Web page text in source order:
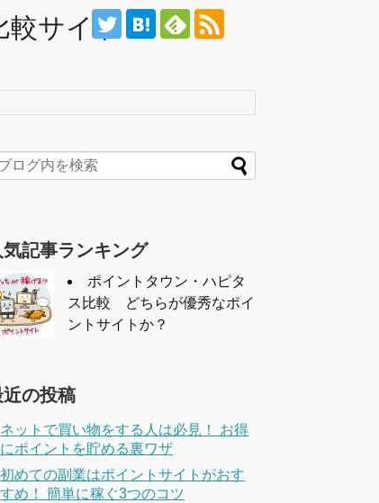
サイト
気記事ランキング
ポイントタウン・ハピタ
ス比較 どちらが優秀なポイ
ントサイトか？
近の投稿
ネットで買い物をする人は必見！ お得
にポイントを貯める裏ワザ
初めての副業はポイントサイトがおす
すめ！ 簡単に稼ぐ3つのコツ